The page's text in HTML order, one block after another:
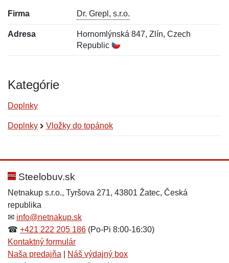
Firma Dr. Grepl, s.r.o.
Adresa
Hornomlýnská 847, Zlín, Czech
Republic
Kategórie
Doplnky
Doplnky Vložky do topánok
Hodnotenie:
Meno:*
Meno:
E-mail:*
Steelobuv.sk
Netnakup s.r.o., Tyršova 271, 43801 Žatec, Česká
republika
✉ info@netnakup.sk
☎ +421 222 205 186 (Po-Pi 8:00-16:30)
Kontaktný formulár
Naša predajňa
Náš výdajný box